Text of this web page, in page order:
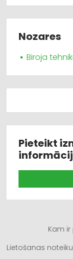
Nozares
Biroja
Pieteikt
Kam ir
Lietošanas